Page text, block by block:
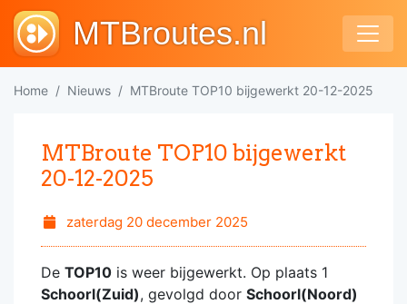
MTBroutes.nl
Home Nieuws MTBroute TOP10 bijgewerkt 20-12-2025
MTBroute TOP10 bijgewerkt
20-12-2025
zaterdag 20 december 2025
De TOP10 is weer bijgewerkt. Op plaats 1
Schoorl(Zuid), gevolgd door Schoorl(Noord)